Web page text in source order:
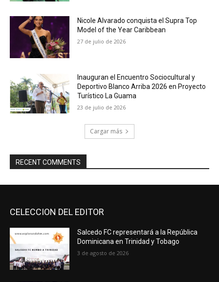
Nicole Alvarado conquista el Supra Top
Model of the Year Caribbean
27 de julio de 2026
Inauguran el Encuentro Sociocultural y
Deportivo Blanco Arriba 2026 en Proyecto
Turístico La Guama
23 de julio de 2026
Cargar más
RECENT COMMENTS
CELECCION DEL EDITOR
Salcedo FC representará a la República
Dominicana en Trinidad y Tobago
3 de agosto de 2026